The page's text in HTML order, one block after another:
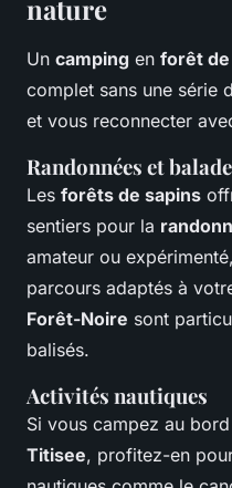
nature
Un camping en forêt
complet sans une série
et vous reconnecter
Randonnées et
Les forêts de sapins
sentiers pour la
amateur ou
parcours adaptés à
Forêt-Noire sont
balisés.
Activités nautiques
Si vous campez au bord
Titisee, profitez-en